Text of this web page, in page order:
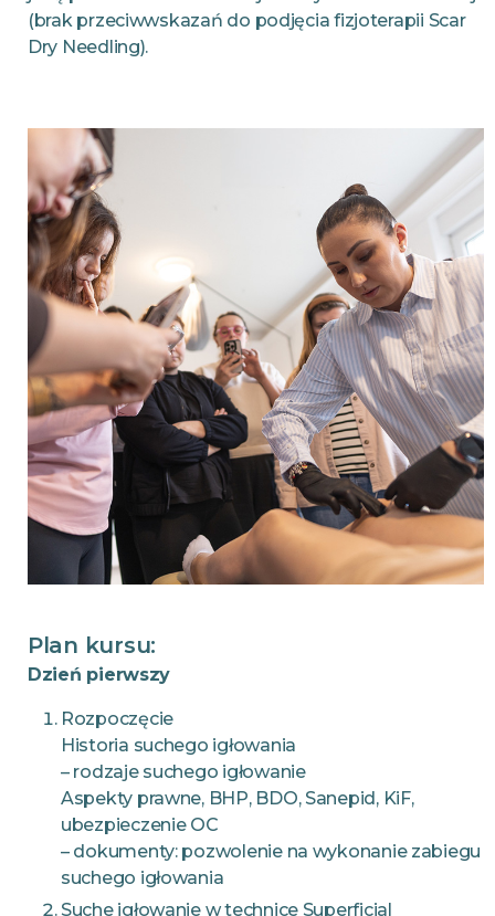
(brak przeciwwskazań do podjęcia fizjoterapii Scar
Dry Needling).
Plan kursu:
Dzień pierwszy
Rozpoczęcie
Historia suchego igłowania
– rodzaje suchego igłowanie
Aspekty prawne, BHP, BDO, Sanepid, KiF,
ubezpieczenie OC
– dokumenty: pozwolenie na wykonanie zabiegu
suchego igłowania
Suche igłowanie w technice Superficial